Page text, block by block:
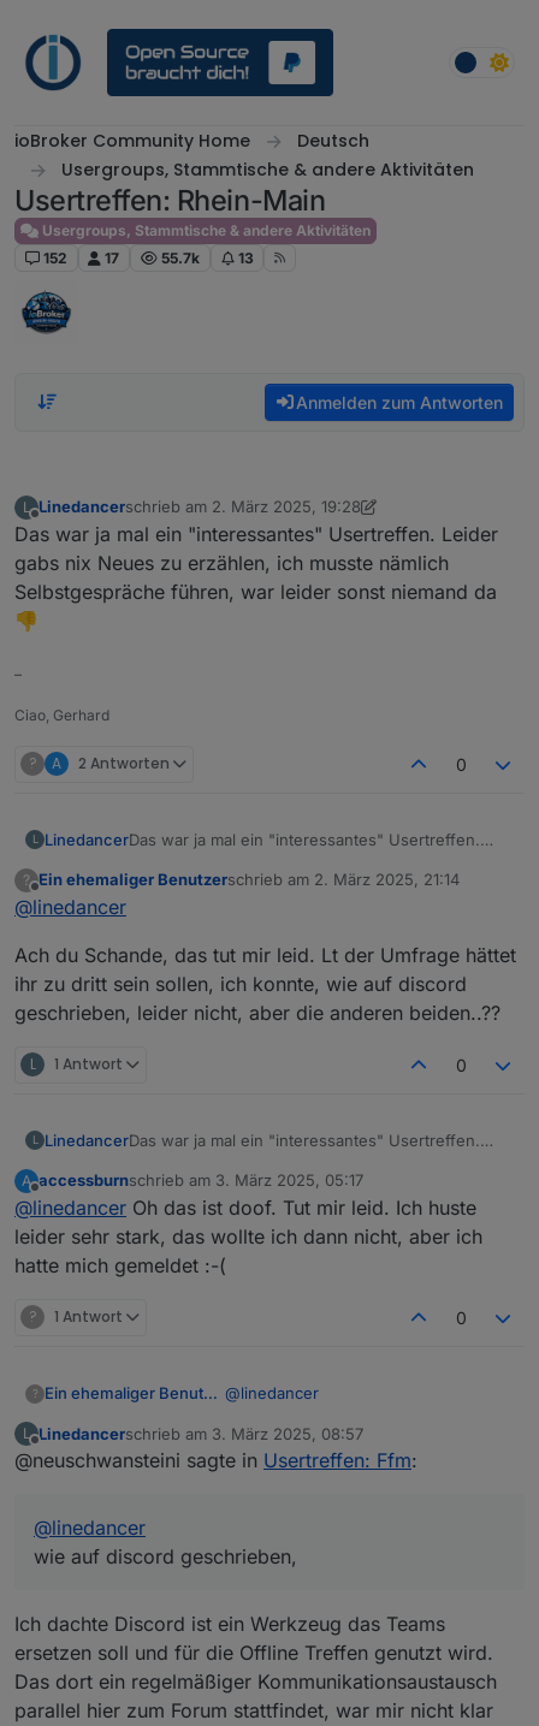
ioBroker Community Home
Deutsch
Usergroups, Stammtische & andere Aktivitäten
Usertreffen: Rhein-Main
Usergroups, Stammtische & andere Aktivitäten
152
17 55.7k 13
Anmelden zum Antworten
L Linedancerschrieb am 2. März 2025, 19:28
zuletzt editiert von Linedancer3. Feb. 2025, 20:29
Das war ja mal ein "interessantes" Usertreffen. Leider
gabs nix Neues zu erzählen, ich musste nämlich
Selbstgespräche führen, war leider sonst niemand da
👎
–
Ciao, Gerhard
? A 2 Antworten 0
L LinedancerDas war ja mal ein "interessantes" Usertreffen.
nämlich Selbstgespräche führen, war leider sonst
?
Offline
Ein ehemaliger Benutzerschrieb am 2. März 2025, 21:14
zuletzt editiert von
@linedancer
Ach du Schande, das tut mir leid. Lt der Umfrage hättet
ihr zu dritt sein sollen, ich konnte, wie auf discord
geschrieben, leider nicht, aber die anderen beiden..??
L 1 Antwort 0
L LinedancerDas war ja mal ein "interessantes" Usertreffen.
nämlich Selbstgespräche führen, war leider sonst
niemand da 👎
A
Offline
accessburnschrieb am 3. März 2025, 05:17
zuletzt editiert von
@linedancer Oh das ist doof. Tut mir leid. Ich huste
leider sehr stark, das wollte ich dann nicht, aber ich
hatte mich gemeldet :-(
? 1 Antwort 0
? Ein ehemaliger Benutzer @linedancer
Ach du Schande, das tut mir leid. Lt
der Umfrage hättet ihr zu dritt sein
L Linedancerschrieb am 3. März 2025, 08:57
zuletzt editiert von
@neuschwansteini sagte in Usertreffen: Ffm:
@linedancer
wie auf discord geschrieben,
Ich dachte Discord ist ein Werkzeug das Teams
ersetzen soll und für die Offline Treffen genutzt wird.
Das dort ein regelmäßiger Kommunikationsaustausch
parallel hier zum Forum stattfindet, war mir nicht klar